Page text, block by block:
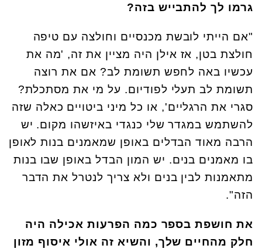
גרמו לך להתבייש בזה?
"אם הייתי לובשת מכנסיים וחולצה עם טיפה
חולצת בטן, אז אילן היה מציין את זה, 'מה את
עכשיו באה לחפש תשומת לב? אם את רוצה
תשומת לב תעלי לפודיום. על מי את מסתכלת?
סגרי את הרגליים', או כל מיני ביטויים כאלה שזה
להשתמש במגדר שלי כנגדי באיזשהו מקום. יש
הרבה מאוד הבדלים באופן שמאמנים בנות לאופן
בו מאמנים בנים. יש המון הבדל באופן שבו בנות
מתאמנות לבין בנים ולא צריך לנטרל את הדבר
הזה".
את חושפת בספר כמה הפרעות אכילה היה
חלק מהחיים שלך, והשיא זה אולי איסוף מזון